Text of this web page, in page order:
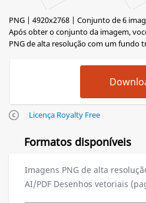
PNG | 4920x2768 | Conjunto de 6
Após obter o conjunto da imagem,
PNG de alta resolução com um fundo
Licença Royalty Free
Formatos disponíveis
Imagens PNG de alta
AI/PDF Desenhos vetoriais